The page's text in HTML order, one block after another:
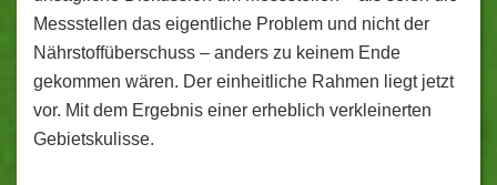
Messstellen das eigentliche Problem und nicht der
Nährstoffüberschuss – anders zu keinem Ende
gekommen wären. Der einheitliche Rahmen liegt jetzt
vor. Mit dem Ergebnis einer erheblich verkleinerten
Gebietskulisse.